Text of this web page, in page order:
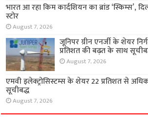
भारत आ रहा किम कार्दशियन का ब्रांड
स्टोर
August 7, 2026
जूनिपर ग्रीन एनर्जी के शेयर
प्रतिशत की बढ़त के साथ
August 7, 2026
एमवी इलेक्ट्रोसिस्टम्स के शेयर 22 प्रतिशत से
सूचीबद्ध
August 7, 2026